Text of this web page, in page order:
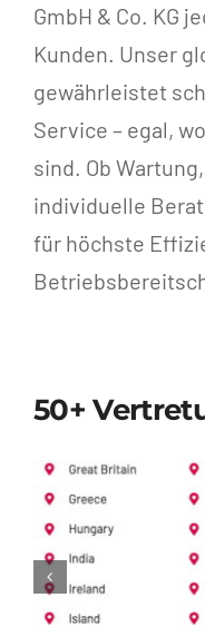
GmbH & Co. KG
Kunden. Unser
gewährleistet
Service – egal,
sind. Ob
individuelle
für höchste
50+